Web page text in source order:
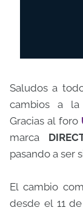
Saludos a
cambios a
Gracias al foro
marca
pasando a ser
El cambio
desde el 11